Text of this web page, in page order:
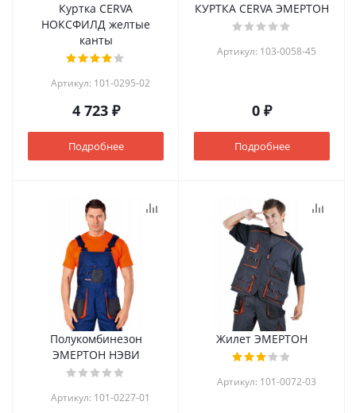
Куртка CERVA
НОКСФИЛД желтые
канты
Артикул: 101-0295-02
4 723 ₽
Подробнее
КУРТКА CERVA ЭМЕРТОН
Артикул: 103-0058-45
0 ₽
Подробнее
Полукомбинезон
ЭМЕРТОН НЭВИ
Артикул: 101-0227-01
Жилет ЭМЕРТОН
Артикул: 101-0072-03